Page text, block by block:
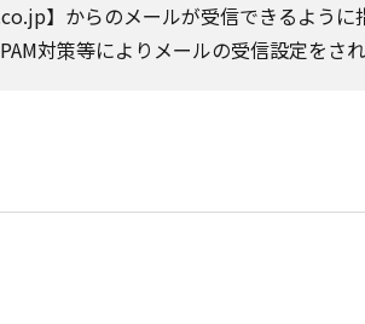
】からのメールが受信できるように
対策等によりメールの受信設定を